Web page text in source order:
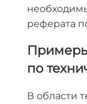
реферата
по
В области